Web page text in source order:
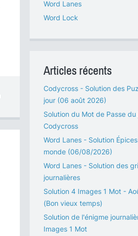
Word Lanes
Word Lock
Articles récents
Codycross - Solution des
jour (06 août 2026)
Solution du Mot de Passe
Codycross
Word Lanes - Solution
monde (06/08/2026)
Word Lanes - Solution des
journalières
Solution 4 Images 1 Mot -
(Bon vieux temps)
Solution de l'énigme
Images 1 Mot